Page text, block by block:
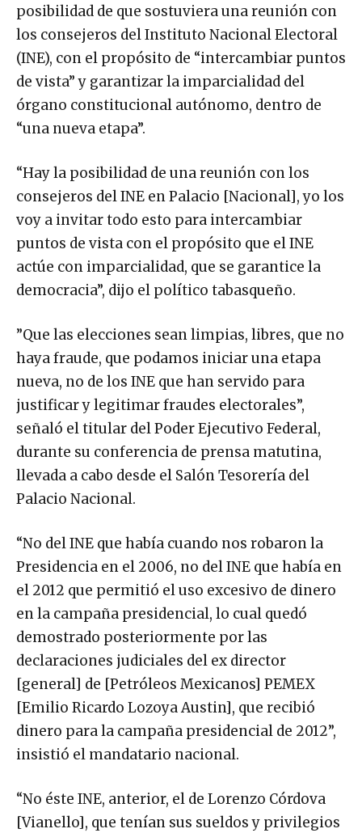
posibilidad de que sostuviera una reunión con
los consejeros del Instituto Nacional Electoral
(INE), con el propósito de “intercambiar puntos
de vista” y garantizar la imparcialidad del
órgano constitucional autónomo, dentro de
“una nueva etapa”.
“Hay la posibilidad de una reunión con los
consejeros del INE en Palacio [Nacional], yo los
voy a invitar todo esto para intercambiar
puntos de vista con el propósito que el INE
actúe con imparcialidad, que se garantice la
democracia”, dijo el político tabasqueño.
”Que las elecciones sean limpias, libres, que no
haya fraude, que podamos iniciar una etapa
nueva, no de los INE que han servido para
justificar y legitimar fraudes electorales”,
señaló el titular del Poder Ejecutivo Federal,
durante su conferencia de prensa matutina,
llevada a cabo desde el Salón Tesorería del
Palacio Nacional.
“No del INE que había cuando nos robaron la
Presidencia en el 2006, no del INE que había en
el 2012 que permitió el uso excesivo de dinero
en la campaña presidencial, lo cual quedó
demostrado posteriormente por las
declaraciones judiciales del ex director
[general] de [Petróleos Mexicanos] PEMEX
[Emilio Ricardo Lozoya Austin], que recibió
dinero para la campaña presidencial de 2012”,
insistió el mandatario nacional.
“No éste INE, anterior, el de Lorenzo Córdova
[Vianello], que tenían sus sueldos y privilegios